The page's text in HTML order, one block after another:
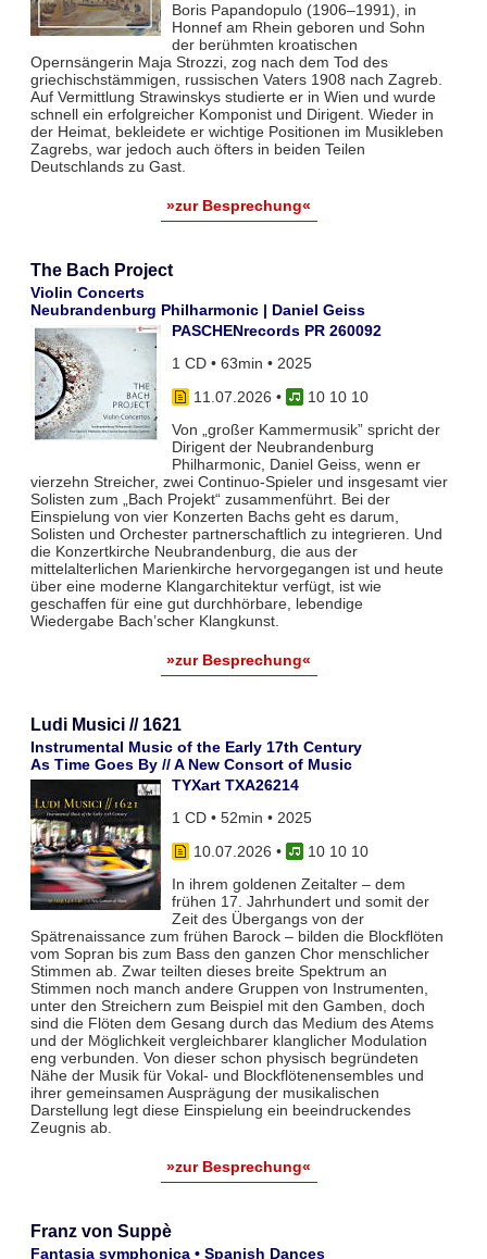
Boris Papandopulo (1906–1991), in
Honnef am Rhein geboren und Sohn
der berühmten kroatischen
Opernsängerin Maja Strozzi, zog nach dem Tod des
griechischstämmigen, russischen Vaters 1908 nach Zagreb.
Auf Vermittlung Strawinskys studierte er in Wien und wurde
schnell ein erfolgreicher Komponist und Dirigent. Wieder in
der Heimat, bekleidete er wichtige Positionen im Musikleben
Zagrebs, war jedoch auch öfters in beiden Teilen
Deutschlands zu Gast.
»zur Besprechung«
The Bach Project
Violin Concerts
Neubrandenburg Philharmonic | Daniel Geiss
PASCHENrecords PR 260092
1 CD • 63min • 2025
11.07.2026 •
10 10 10
Von „großer Kammermusik” spricht der
Dirigent der Neubrandenburg
Philharmonic, Daniel Geiss, wenn er
vierzehn Streicher, zwei Continuo-Spieler und insgesamt vier
Solisten zum „Bach Projekt“ zusammenführt. Bei der
Einspielung von vier Konzerten Bachs geht es darum,
Solisten und Orchester partnerschaftlich zu integrieren. Und
die Konzertkirche Neubrandenburg, die aus der
mittelalterlichen Marienkirche hervorgegangen ist und heute
über eine moderne Klangarchitektur verfügt, ist wie
geschaffen für eine gut durchhörbare, lebendige
Wiedergabe Bach’scher Klangkunst.
»zur Besprechung«
Ludi Musici // 1621
Instrumental Music of the Early 17th Century
As Time Goes By // A New Consort of Music
TYXart TXA26214
1 CD • 52min • 2025
10.07.2026 •
10 10 10
In ihrem goldenen Zeitalter – dem
frühen 17. Jahrhundert und somit der
Zeit des Übergangs von der
Spätrenaissance zum frühen Barock – bilden die Blockflöten
vom Sopran bis zum Bass den ganzen Chor menschlicher
Stimmen ab. Zwar teil­ten dieses breite Spektrum an
Stimmen noch manch andere Gruppen von Instrumenten,
unter den Streichern zum Bei­spiel mit den Gamben, doch
sind die Flöten dem Gesang durch das Medium des Atems
und der Möglichkeit vergleich­barer klanglicher Modulation
eng verbunden. Von dieser schon physisch begründeten
Nähe der Musik für Vokal- und Blockflö­tenensembles und
ihrer gemeinsamen Ausprägung der musikalischen
Darstellung legt diese Einspielung ein beeindruckendes
Zeugnis ab.
»zur Besprechung«
Franz von Suppè
Fantasia symphonica • Spanish Dances